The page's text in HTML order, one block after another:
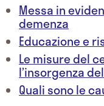
Messa in
demenza
Educazione e
Le misure del
l’insorgenza
Quali sono le